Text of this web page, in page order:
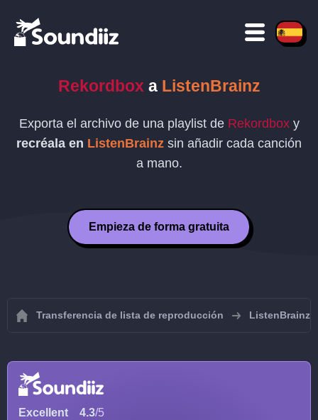
Rekordbox a ListenBrainz
Exporta el archivo de una playlist de Rekordboxy
recréala en ListenBrainz sin añadir cada canción
a mano.
Empieza de forma gratuita
Transferencia de lista de reproducción ListenBrainz
Excellent 4.3/5